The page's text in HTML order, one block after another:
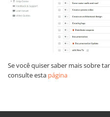
Se você quiser saber mais sobre
consulte esta página